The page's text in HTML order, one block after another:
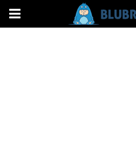
Blubry.pl